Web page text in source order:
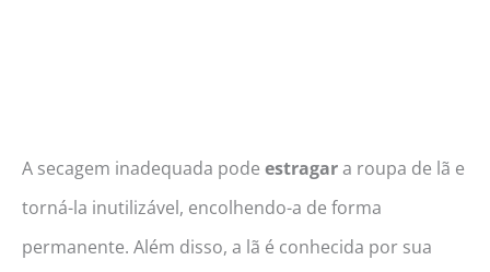
A secagem inadequada pode estragara roupa de lã e
torná-la inutilizável, encolhendo-a de forma
permanente. Além disso, a lã é conhecida por sua